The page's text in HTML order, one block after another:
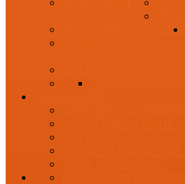
RELATÓRIO E CONTAS